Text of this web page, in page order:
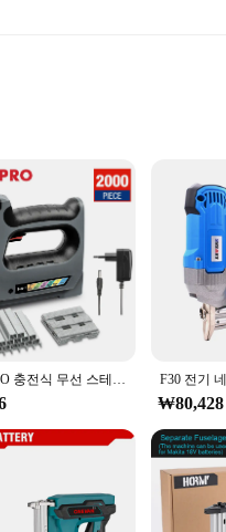
is designed to withstand the
you're at a salon, traveling, or
about running out of
it an attractive addition to any
looking to expand your
WORKPRO 충전식 무선 스테이플 건, 집 장식 리노베이션, 실내 장식, 6 인 1, 3.6V
₩80,428